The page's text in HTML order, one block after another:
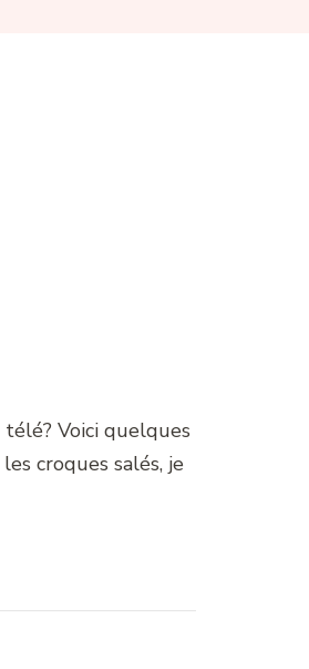
télé? Voici quelques
croques salés, je